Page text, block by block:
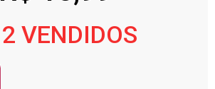
2 VENDIDOS